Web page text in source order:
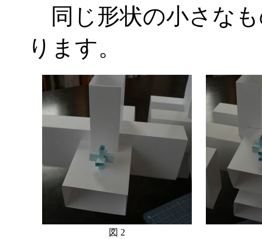
同じ形状の小さな
ります。
図 2